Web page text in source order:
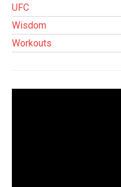
UFC
Wisdom
Workouts